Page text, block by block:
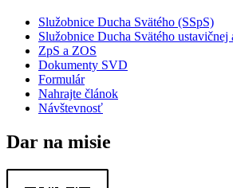
Služobnice Ducha Svätého (SSpS)
Služobnice Ducha Svätého ustavičnej
ZpS a ZOS
Dokumenty SVD
Formulár
Nahrajte článok
Návštevnosť
Dar na misie